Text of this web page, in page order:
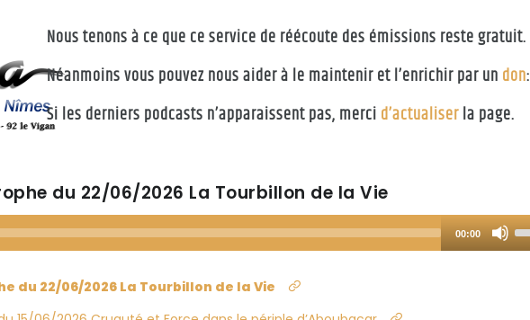
Nous tenons à ce que ce service de réécoute des émissions reste gratuit.
Néanmoins vous pouvez nous aider à le maintenir et l’enrichir par un don:
Si les derniers podcasts n’apparaissent pas, merci d’actualiserla page.
du 22/06/2026 La Tourbillon de la Vie
00:00
du 22/06/2026 La Tourbillon de la Vie